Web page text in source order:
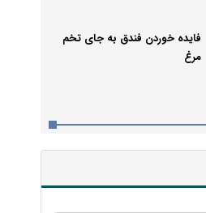
فایده خوردن فندق به جای تخم
مرغ